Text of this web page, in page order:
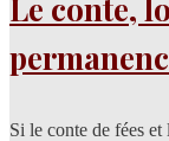
Le conte,
Si le conte de fées